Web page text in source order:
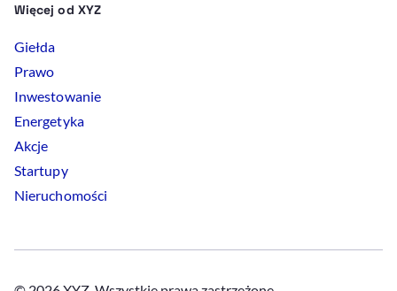
Więcej od XYZ
Giełda
Prawo
Inwestowanie
Energetyka
Akcje
Startupy
Nieruchomości